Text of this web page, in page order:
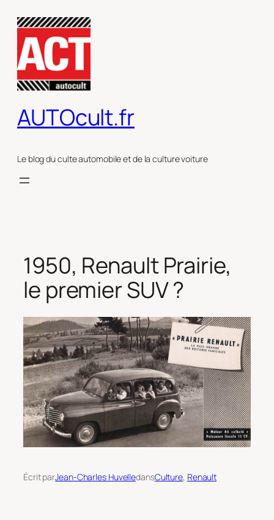
contenu
AUTOcult.fr
Le blog du culte automobile et de la culture voiture
1950, Renault Prairie,
le premier SUV ?
Écrit parJean-Charles HuvelledansCulture, Renault